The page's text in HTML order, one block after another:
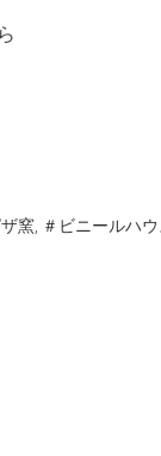
窯 ＃ビニールハ